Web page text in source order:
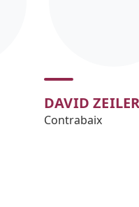
DAVID ZEILER
Contrabaix